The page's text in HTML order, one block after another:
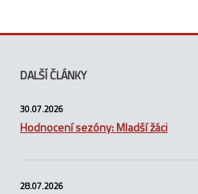
DALŠÍ ČLÁNKY
30.07.2026
Hodnocení sezóny: Mladší žáci
28.07.2026